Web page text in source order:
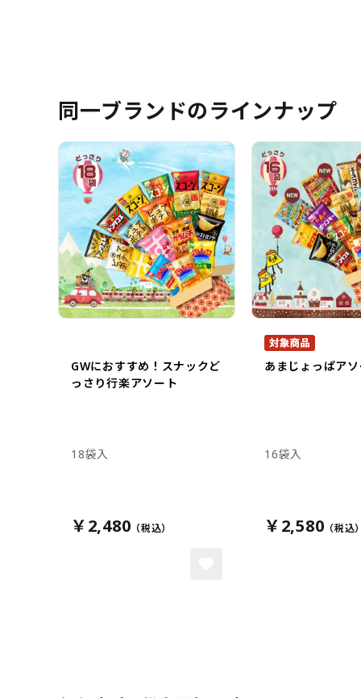
同一ブランドのラインナップ
GWにおすすめ！スナックど
っさり行楽アソート
18袋入
￥2,480
あまじょっぱア
16袋入
￥2,580